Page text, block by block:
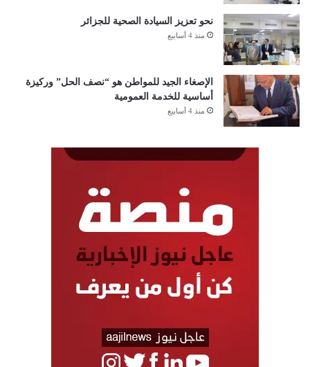
نحو تعزيز السيادة الصحية للجزائر
منذ 4 أسابيع
الإصغاء الجيد للمواطن هو “نصف الحل” وركيزة
أساسية للخدمة العمومية
منذ 4 أسابيع